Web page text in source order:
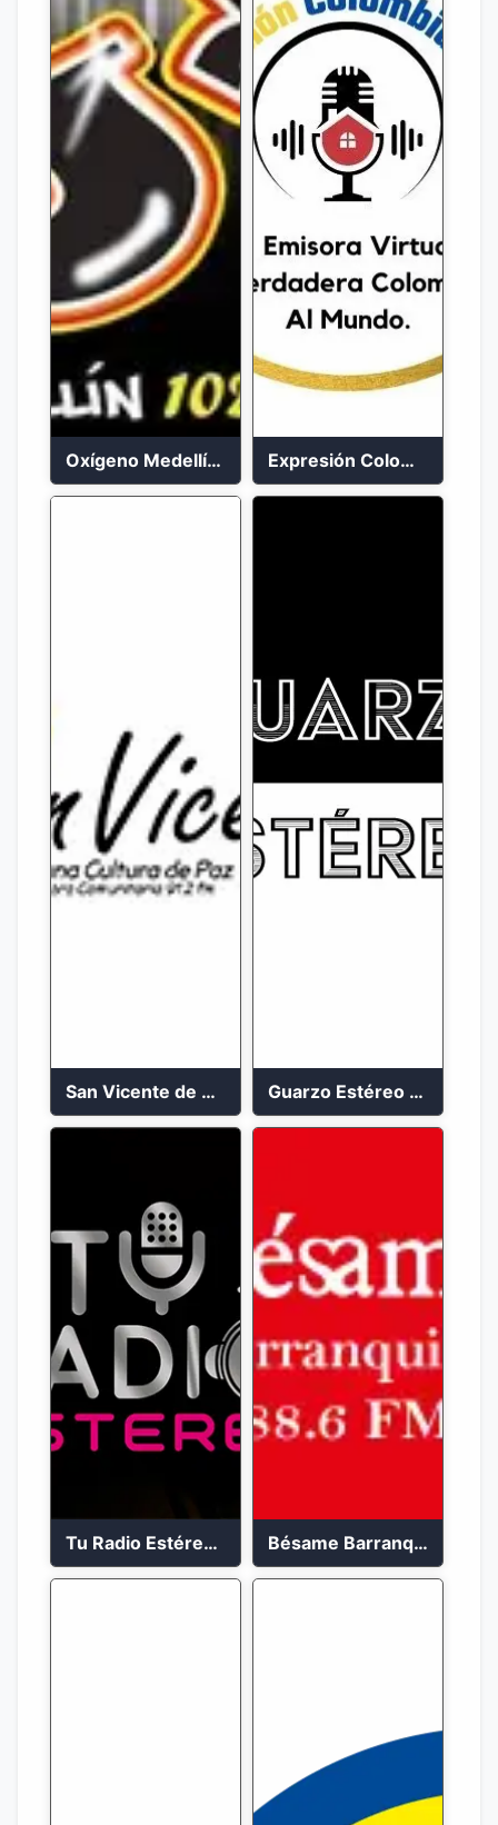
Oxígeno Medellín 90.9 FM en vivo Expresión Colombia Radio en vivo 24/7
San Vicente de Chucuri 91.2 FM Guarzo Estéreo 24/7
Tu Radio Estéreo 24/7 Bésame Barranquilla en vivo 88.6 FM